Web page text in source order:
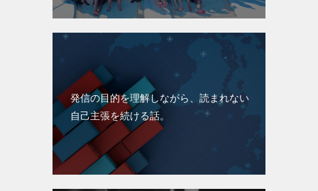
発信の目的を理解しながら、読まれない
自己主張を続ける話。